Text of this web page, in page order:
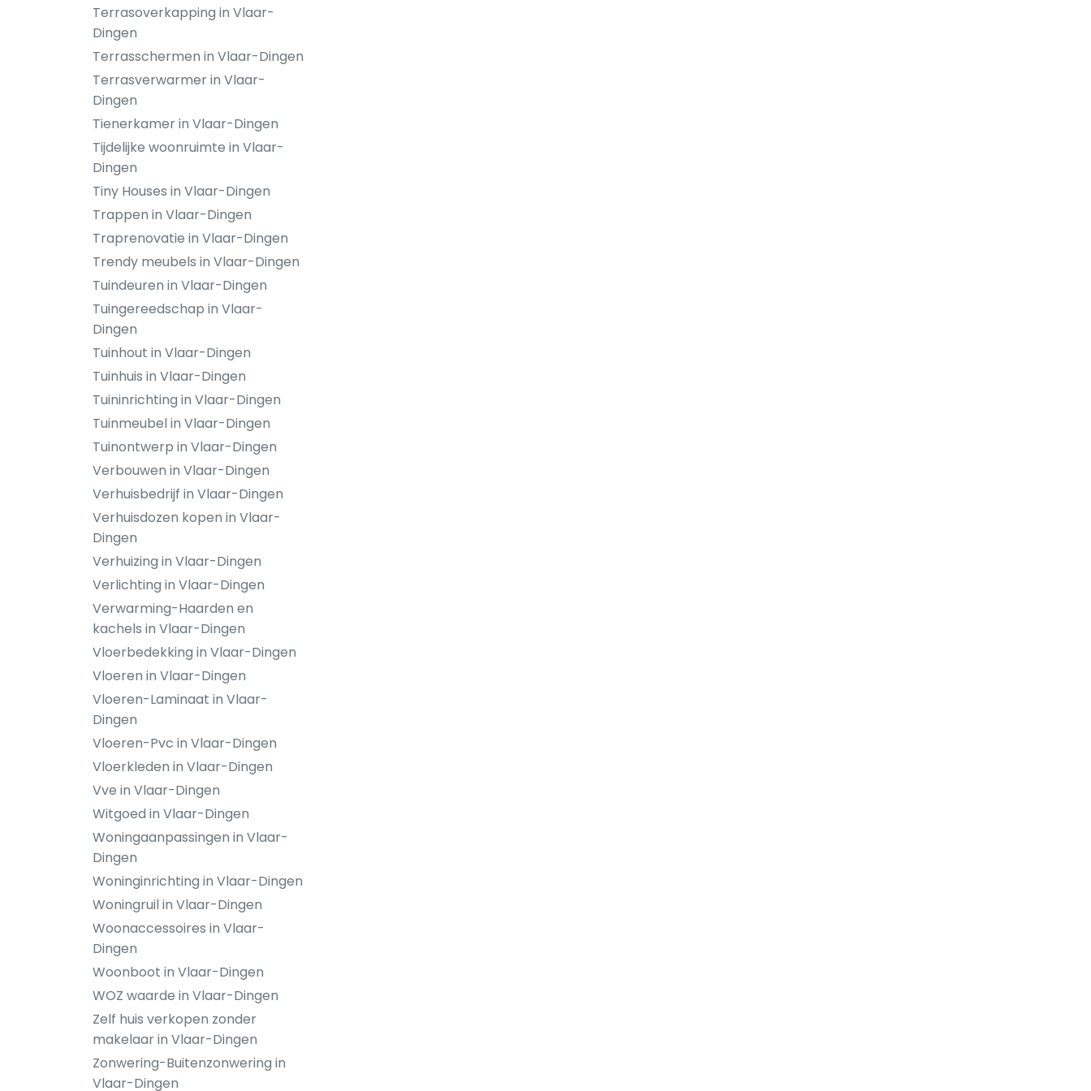
Terrasoverkapping in Vlaar-
Dingen
Terrasschermen in Vlaar-Dingen
Terrasverwarmer in Vlaar-
Dingen
Tienerkamer in Vlaar-Dingen
Tijdelijke woonruimte in Vlaar-
Dingen
Tiny Houses in Vlaar-Dingen
Trappen in Vlaar-Dingen
Traprenovatie in Vlaar-Dingen
Trendy meubels in Vlaar-Dingen
Tuindeuren in Vlaar-Dingen
Tuingereedschap in Vlaar-
Dingen
Tuinhout in Vlaar-Dingen
Tuinhuis in Vlaar-Dingen
Tuininrichting in Vlaar-Dingen
Tuinmeubel in Vlaar-Dingen
Tuinontwerp in Vlaar-Dingen
Verbouwen in Vlaar-Dingen
Verhuisbedrijf in Vlaar-Dingen
Verhuisdozen kopen in Vlaar-
Dingen
Verhuizing in Vlaar-Dingen
Verlichting in Vlaar-Dingen
Verwarming-Haarden en
kachels in Vlaar-Dingen
Vloerbedekking in Vlaar-Dingen
Vloeren in Vlaar-Dingen
Vloeren-Laminaat in Vlaar-
Dingen
Vloeren-Pvc in Vlaar-Dingen
Vloerkleden in Vlaar-Dingen
Vve in Vlaar-Dingen
Witgoed in Vlaar-Dingen
Woningaanpassingen in Vlaar-
Dingen
Woninginrichting in Vlaar-Dingen
Woningruil in Vlaar-Dingen
Woonaccessoires in Vlaar-
Dingen
Woonboot in Vlaar-Dingen
WOZ waarde in Vlaar-Dingen
Zelf huis verkopen zonder
makelaar in Vlaar-Dingen
Zonwering-Buitenzonwering in
Vlaar-Dingen